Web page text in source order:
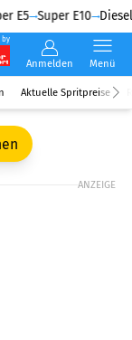
E5 Super E10 Diesel
by
Anmelden Menü
Aktuelle Spritpreise
ANZEIGE